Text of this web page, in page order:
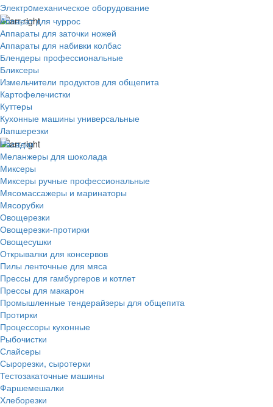
Электрoмеханическое оборудование
Аппарат для чуррос
Аппараты для заточки ножей
Аппараты для набивки колбас
Блендеры профессиональные
Бликсеры
Измельчители продуктов для общепита
Картофелечистки
Куттеры
Кухонные машины универсальные
Лапшерезки
Насадки
Меланжеры для шоколада
Миксеры
Миксеры ручные профессиональные
Мясомассажеры и маринаторы
Мясорубки
Овощерезки
Овощерезки-протирки
Овощесушки
Открывалки для консервов
Пилы ленточные для мяса
Прессы для гамбургеров и котлет
Прессы для макарон
Промышленные тендерайзеры для общепита
Протирки
Процессоры кухонные
Рыбочистки
Слайсеры
Сырорезки, сыротерки
Тестозакаточные машины
Фаршемешалки
Хлеборезки